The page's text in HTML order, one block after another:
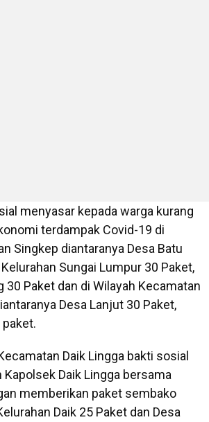
menyasar kepada warga kurang
terdampak Covid-19 di
Singkep diantaranya Desa Batu
Sungai Lumpur 30 Paket,
30 Paket dan di Wilayah Kecamatan
Desa Lanjut 30 Paket,
paket.
Daik Lingga bakti sosial
Kapolsek Daik Lingga bersama
memberikan paket sembako
Daik 25 Paket dan Desa